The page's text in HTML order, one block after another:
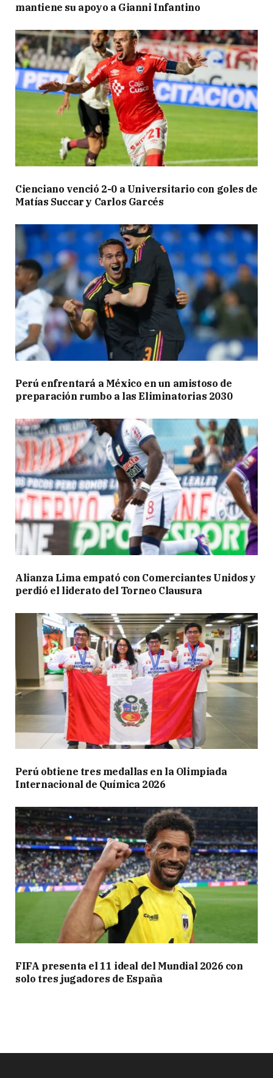
mantiene su apoyo a Gianni Infantino
Cienciano venció 2-0 a Universitario con goles de
Matías Succar y Carlos Garcés
Perú enfrentará a México en un amistoso de
preparación rumbo a las Eliminatorias 2030
Alianza Lima empató con Comerciantes Unidos y
perdió el liderato del Torneo Clausura
Perú obtiene tres medallas en la Olimpiada
Internacional de Química 2026
FIFA presenta el 11 ideal del Mundial 2026 con
solo tres jugadores de España